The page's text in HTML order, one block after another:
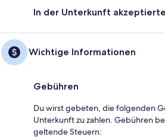
In der Unterkunft
Wichtige Informationen
Gebühren
Du wirst gebeten, die folgenden
Unterkunft zu zahlen. Gebühren
geltende Steuern: